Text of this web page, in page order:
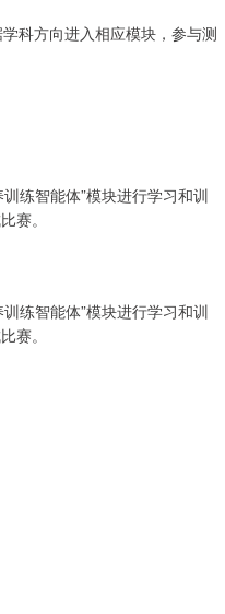
科方向进入相应模块，参与测
练智能体”模块进行学习和训
赛。
练智能体”模块进行学习和训
赛。